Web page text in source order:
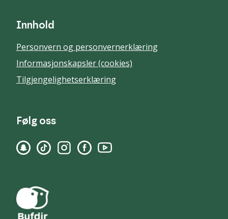
Innhold
Personvern og personvernerklæring
Informasjonskapsler (cookies)
Tilgjengelighetserklæring
Følg oss